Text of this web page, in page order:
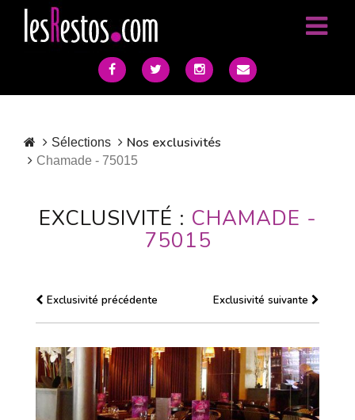
Sélections Nos exclusivités
Chamade - 75015
EXCLUSIVITÉ : CHAMADE -
75015
Exclusivité précédente Exclusivité suivante